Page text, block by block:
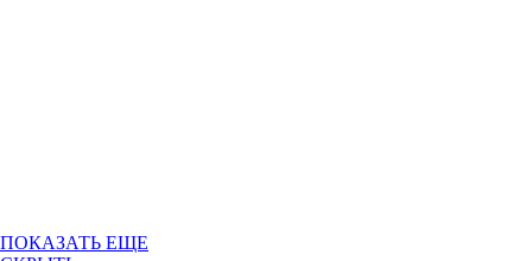
ПОКАЗАТЬ ЕЩЕ